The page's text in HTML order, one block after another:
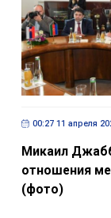
00:27 11 апреля
Микаил
отношения
(фото)